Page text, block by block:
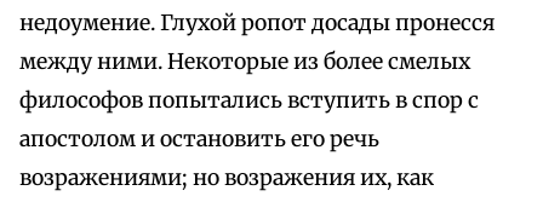
недоумение. Глухой ропот досады пронесся
между ними. Некоторые из более смелых
философов попытались вступить в спор с
апостолом и остановить его речь
возражениями; но возражения их, как